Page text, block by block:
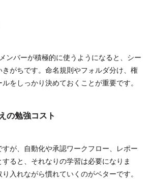
ンバーが積極的に使うようになると、シー
きがちです。命名規則やフォルダ分け、権
をしっかり決めておくことが重要です。
の勉強コスト
が、自動化や承認ワークフロー、レポー
すると、それなりの学習は必要になりま
入れながら慣れていくのがベターです。